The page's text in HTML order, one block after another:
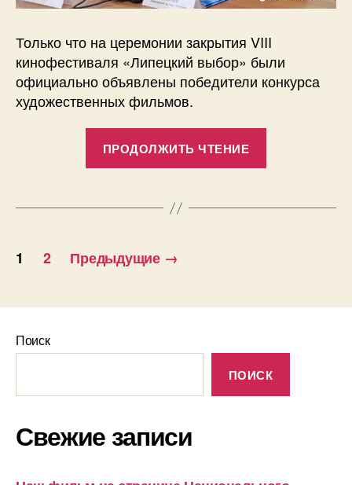
Только что на церемонии закрытия VIII
кинофестиваля «Липецкий выбор» были
официально объявлены победители конкурса
художественных фильмов.
ПРОДОЛЖИТЬ ЧТЕНИЕ
Пагинация
1 2 Предыдущие →
Поиск
ПОИСК
Свежие записи